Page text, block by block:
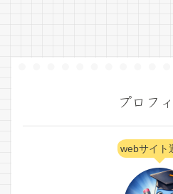
プロフ
webサイト